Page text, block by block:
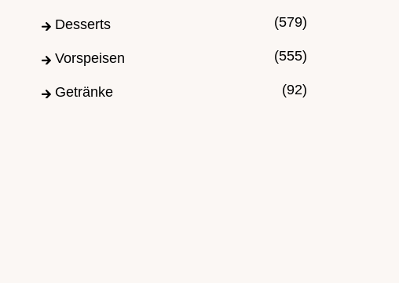
Desserts (579)
Vorspeisen (555)
Getränke (92)